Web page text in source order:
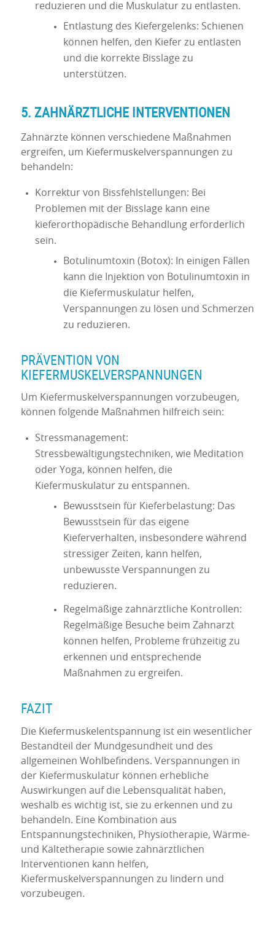
reduzieren und die Muskulatur zu entlasten.
Entlastung des Kiefergelenks: Schienen
können helfen, den Kiefer zu entlasten
und die korrekte Bisslage zu
unterstützen.
5. ZAHNÄRZTLICHE INTERVENTIONEN
Zahnärzte können verschiedene Maßnahmen
ergreifen, um Kiefermuskelverspannungen zu
behandeln:
Korrektur von Bissfehlstellungen: Bei
Problemen mit der Bisslage kann eine
kieferorthopädische Behandlung erforderlich
sein.
Botulinumtoxin (Botox): In einigen Fällen
kann die Injektion von Botulinumtoxin in
die Kiefermuskulatur helfen,
Verspannungen zu lösen und Schmerzen
zu reduzieren.
PRÄVENTION VON
KIEFERMUSKELVERSPANNUNGEN
Um Kiefermuskelverspannungen vorzubeugen,
können folgende Maßnahmen hilfreich sein:
Stressmanagement:
Stressbewältigungstechniken, wie Meditation
oder Yoga, können helfen, die
Kiefermuskulatur zu entspannen.
Bewusstsein für Kieferbelastung: Das
Bewusstsein für das eigene
Kieferverhalten, insbesondere während
stressiger Zeiten, kann helfen,
unbewusste Verspannungen zu
reduzieren.
Regelmäßige zahnärztliche Kontrollen:
Regelmäßige Besuche beim Zahnarzt
können helfen, Probleme frühzeitig zu
erkennen und entsprechende
Maßnahmen zu ergreifen.
FAZIT
Die Kiefermuskelentspannung ist ein wesentlicher
Bestandteil der Mundgesundheit und des
allgemeinen Wohlbefindens. Verspannungen in
der Kiefermuskulatur können erhebliche
Auswirkungen auf die Lebensqualität haben,
weshalb es wichtig ist, sie zu erkennen und zu
behandeln. Eine Kombination aus
Entspannungstechniken, Physiotherapie, Wärme-
und Kältetherapie sowie zahnärztlichen
Interventionen kann helfen,
Kiefermuskelverspannungen zu lindern und
vorzubeugen.